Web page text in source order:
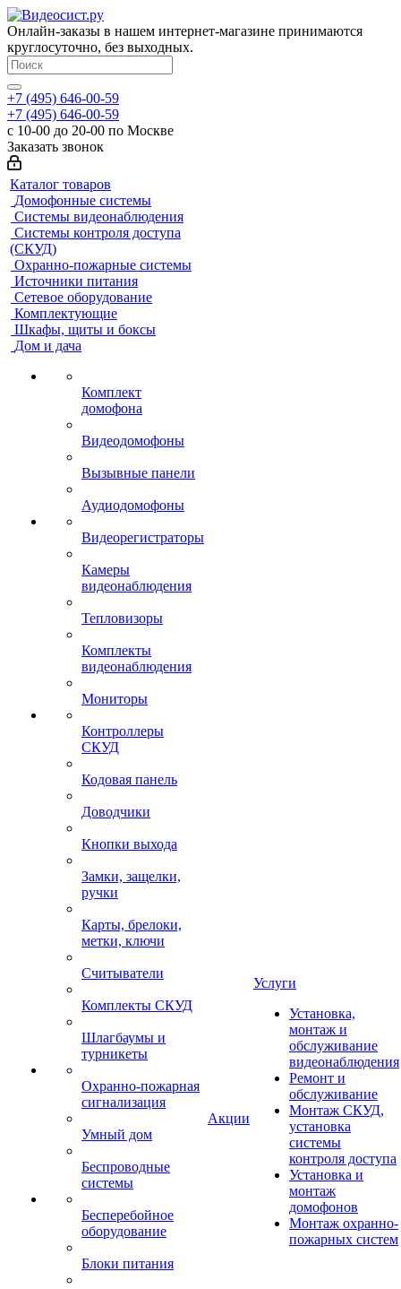
Онлайн-заказы в нашем интернет-магазине принимаются
круглосуточно, без выходных.
+7 (495) 646-00-59
+7 (495) 646-00-59
с 10-00 до 20-00 по Москве
Заказать звонок
Каталог товаров
Домофонные системы
Системы видеонаблюдения
Системы контроля доступа
(СКУД)
Охранно-пожарные системы
Источники питания
Сетевое оборудование
Комплектующие
Шкафы, щиты и боксы
Дом и дача
Комплект
домофона
Видеодомофоны
Вызывные панели
Аудиодомофоны
Видеорегистраторы
Камеры
видеонаблюдения
Тепловизоры
Комплекты
видеонаблюдения
Мониторы
Контроллеры
СКУД
Кодовая панель
Доводчики
Кнопки выхода
Замки, защелки,
ручки
Карты, брелоки,
метки, ключи
Считыватели
Комплекты СКУД
Шлагбаумы и
турникеты
Охранно-пожарная
сигнализация
Умный дом
Беспроводные
системы
Бесперебойное
оборудование
Блоки питания
Акции
Услуги
Установка,
монтаж и
обслуживание
видеонаблюдения
Ремонт и
обслуживание
Монтаж СКУД,
установка
системы
контроля доступа
Установка и
монтаж
домофонов
Монтаж охранно-
пожарных систем